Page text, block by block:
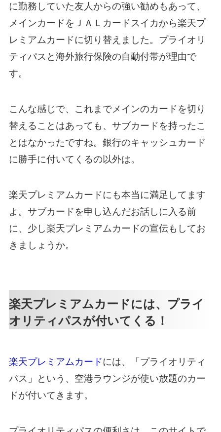
に勤務していた友人からの強い勧めもあって、
メインカードをＪＡＬカードスイカから楽天プ
レミアムカードに切り替えました。プライオリ
ティパスと海外旅行保険の自動付帯が理由で
す。
こんな感じで、これまでメインのカードを切り
替えることはあっても、サブカードを持ったこ
とはなかったですね。銀行のキャッシュカード
に勝手に付いてくるの以外は。
楽天プレミアムカードにも本当に満足してます
よ。サブカードを申し込んだお話しに入る前
に、少し楽天プレミアムカードの宣伝もしてお
きましょうか。
楽天プレミアムカードには、プライ
オリティパスが付いてくる！
楽天プレミアムカードには、「プライオリティ
パス」という、空港ラウンジが使い放題のカー
ドが付いてきます。